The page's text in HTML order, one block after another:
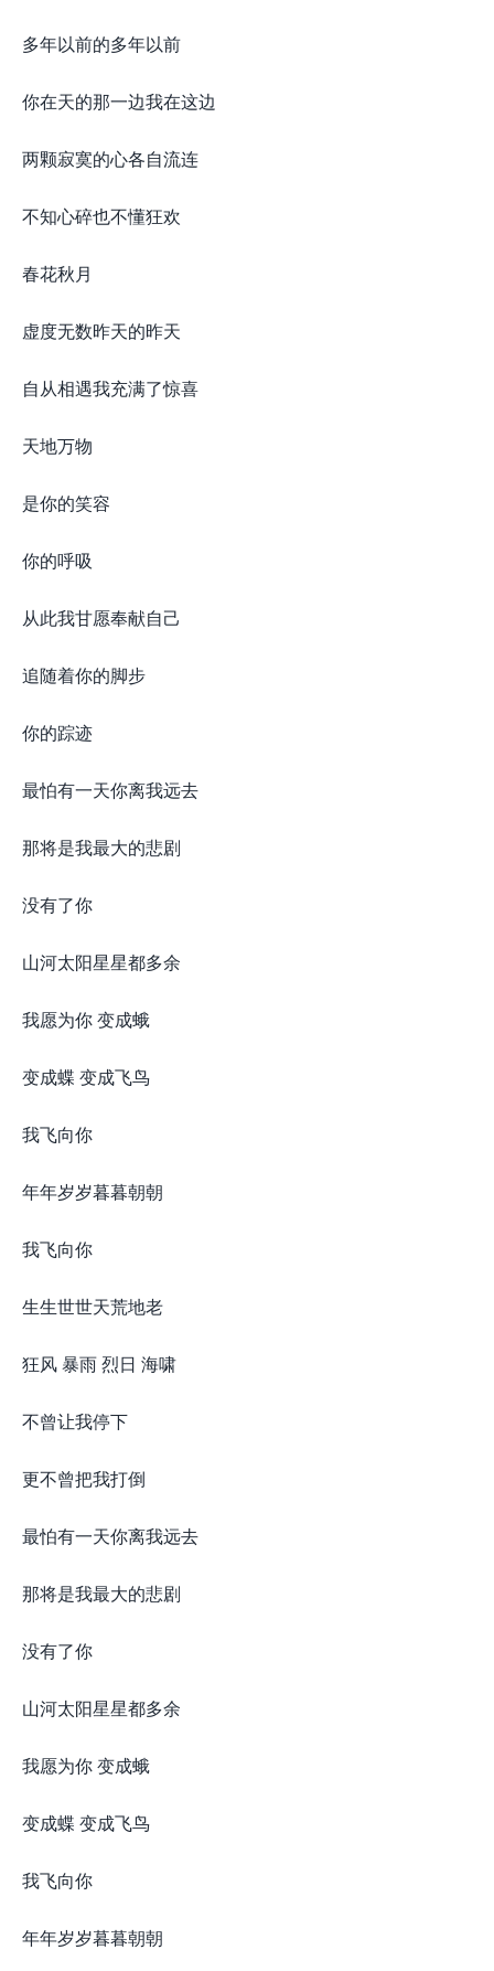
多年以前的多年以前
你在天的那一边我在这边
两颗寂寞的心各自流连
不知心碎也不懂狂欢
春花秋月
虚度无数昨天的昨天
自从相遇我充满了惊喜
天地万物
是你的笑容
你的呼吸
从此我甘愿奉献自己
追随着你的脚步
你的踪迹
最怕有一天你离我远去
那将是我最大的悲剧
没有了你
山河太阳星星都多余
我愿为你 变成蛾
变成蝶 变成飞鸟
我飞向你
年年岁岁暮暮朝朝
我飞向你
生生世世天荒地老
狂风 暴雨 烈日 海啸
不曾让我停下
更不曾把我打倒
最怕有一天你离我远去
那将是我最大的悲剧
没有了你
山河太阳星星都多余
我愿为你 变成蛾
变成蝶 变成飞鸟
我飞向你
年年岁岁暮暮朝朝